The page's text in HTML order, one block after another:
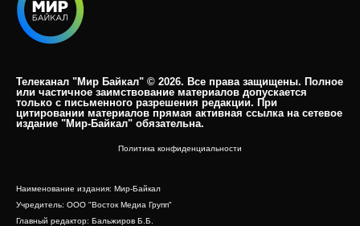
Телеканал "Мир Байкал" © 2026. Все права защищены. Полное
или частичное заимствование материалов допускается
только с письменного разрешения редакции. При
цитировании материалов прямая активная ссылка на сетевое
издание "Мир-Байкал" обязательна.​
Политика конфиденциальности
Наименование издания: Мир-Байкал
Учредитель: ООО "Восток Медиа Групп"
Главный редактор: Бальжиров Б.Б.